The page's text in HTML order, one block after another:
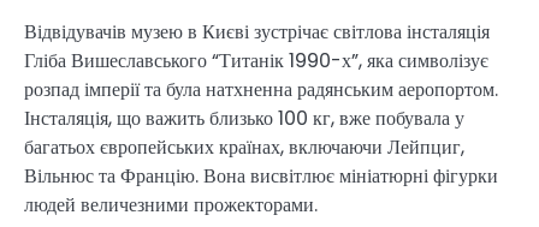
Відвідувачів музею в Києві зустрічає світлова інсталяція
Гліба Вишеславського “Титанік 1990-х”, яка символізує
розпад імперії та була натхненна радянським аеропортом.
Інсталяція, що важить близько 100 кг, вже побувала у
багатьох європейських країнах, включаючи Лейпциг,
Вільнюс та Францію. Вона висвітлює мініатюрні фігурки
людей величезними прожекторами.